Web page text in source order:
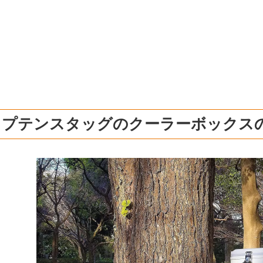
テンスタッグのクーラーボックス